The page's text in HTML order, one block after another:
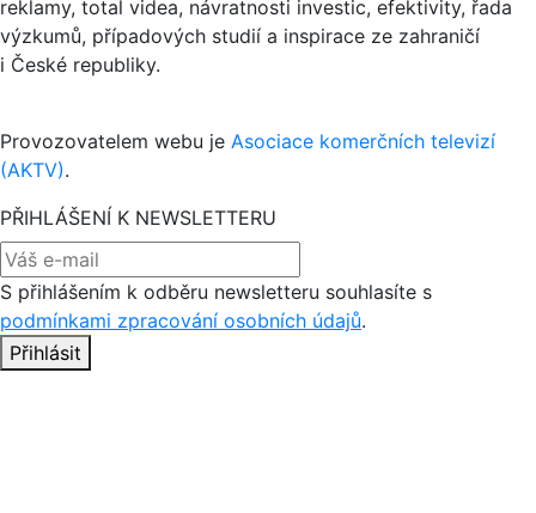
reklamy, total videa, návratnosti investic, efektivity, řada
výzkumů, případových studií a inspirace ze zahraničí
i České republiky.
Provozovatelem webu je Asociace komerčních televizí
(AKTV).
PŘIHLÁŠENÍ K NEWSLETTERU
S přihlášením k odběru newsletteru souhlasíte s
podmínkami zpracování osobních údajů.
Přihlásit